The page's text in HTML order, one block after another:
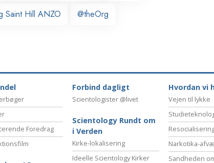
Saint Hill ANZO @theOrg
Foredrag
Forbind dagligt
Scientologister @livet
Scientology Rundt om
i Verden
Kirke-lokalisering
Ideelle Scientology Kirker
Hvordan vi
Vejen til lykke
Narkotika-
Sandheden